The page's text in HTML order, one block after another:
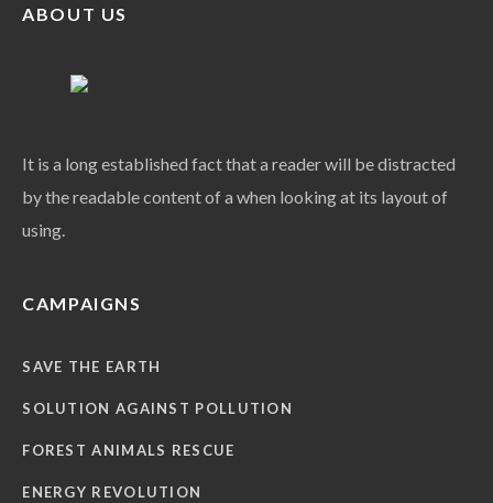
ABOUT US
It is a long established fact that a reader will be distracted
by the readable content of a when looking at its layout of
using.
CAMPAIGNS
SAVE THE EARTH
SOLUTION AGAINST POLLUTION
FOREST ANIMALS RESCUE
ENERGY REVOLUTION